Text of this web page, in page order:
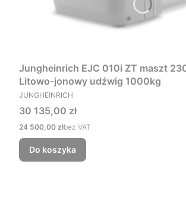
Jungheinrich EJC 010i ZT maszt
Litowo-jonowy udźwig 1000kg
PRODUCENT
JUNGHEINRICH
Cena
30 135,00 zł
Cena
24 500,00 złbez VAT
Do koszyka